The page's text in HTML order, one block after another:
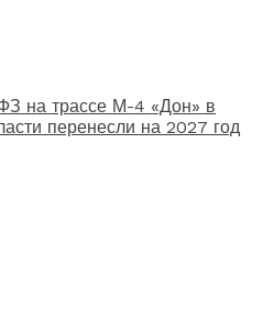
на трассе М-4 «Дон» в
перенесли на 2027 год